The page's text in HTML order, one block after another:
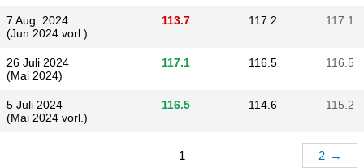
7 Aug. 2024
(Jun 2024 vorl.)
113.7 117.2 117.1
26 Juli 2024
(Mai 2024)
117.1 116.5 116.5
5 Juli 2024
(Mai 2024 vorl.)
116.5 114.6 115.2
1 2 →